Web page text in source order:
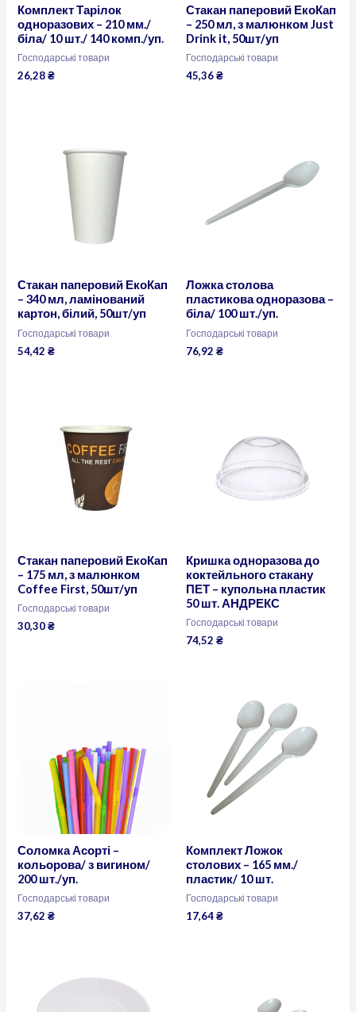
Комплект Тарілок
одноразових – 210 мм./
біла/ 10 шт./ 140 комп./уп.
Господарські товари
26,28₴
Стакан паперовий ЕкоКап
– 250 мл, з малюнком Just
Drink it, 50шт/уп
Господарські товари
45,36₴
Стакан паперовий ЕкоКап
– 340 мл, ламінований
картон, білий, 50шт/уп
Господарські товари
54,42₴
Ложка столова
пластикова одноразова –
біла/ 100 шт./уп.
Господарські товари
76,92 ₴
Стакан паперовий ЕкоКап
– 175 мл, з малюнком
Coffee First, 50шт/уп
Господарські товари
30,30₴
Кришка одноразова до
коктейльного стакану
ПЕТ – купольна пластик
50 шт. АНДРЕКС
Господарські товари
74,52 ₴
Соломка Асорті –
кольорова/ з вигином/
200 шт./уп.
Господарські товари
37,62₴
Комплект Ложок
столових – 165 мм./
пластик/ 10 шт.
Господарські товари
17,64₴